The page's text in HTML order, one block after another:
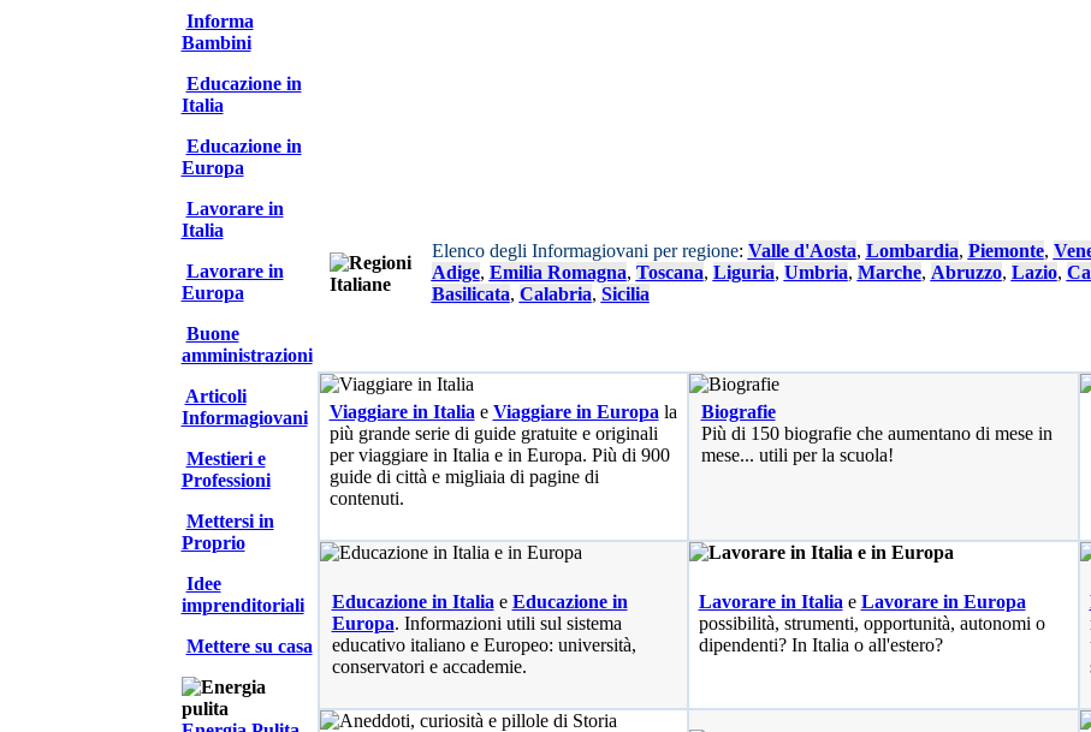
Informa
Bambini
Educazione in
Italia
Educazione in
Europa
Lavorare in
Italia
Lavorare in
Europa
Buone
amministrazioni
Articoli
Informagiovani
Mestieri e
Professioni
Mettersi in
Proprio
Idee
imprenditoriali
Mettere su casa
Elenco degli Informagiovani per regione: Valle d'Aosta, Lombardia, Piemonte,
Adige, Emilia Romagna, Toscana, Liguria, Umbria, Marche, Abruzzo, Lazio,
Basilicata, Calabria, Sicilia
Viaggiare in Italia e Viaggiare in Europa la
più grande serie di guide gratuite e originali
per viaggiare in Italia e in Europa. Più di 900
guide di città e migliaia di pagine di
contenuti.
Biografie
Più di 150 biografie che aumentano di mese in
mese... utili per la scuola!
Educazione in Italia e Educazione in
Europa. Informazioni utili sul sistema
educativo italiano e Europeo: università,
conservatori e accademie.
Lavorare in Italia e Lavorare in Europa
possibilità, strumenti, opportunità, autonomi o
dipendenti? In Italia o all'estero?